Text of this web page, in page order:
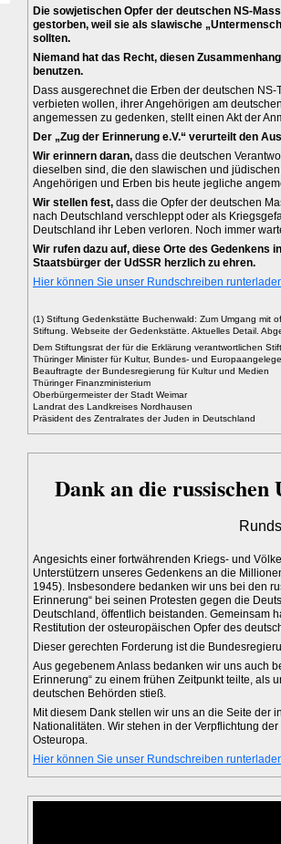
Die sowjetischen Opfer der deutschen NS-
gestorben, weil sie als slawische
sollten.
Niemand hat das Recht, diesen
benutzen.
Dass ausgerechnet die Erben der deutschen
verbieten wollen, ihrer Angehörigen am
angemessen zu gedenken, stellt einen Akt der
Der „Zug der Erinnerung e.V.“ verurteilt den
Wir erinnern daran, dass die deutschen
dieselben sind, die den slawischen und
Angehörigen und Erben bis heute jegliche
Wir stellen fest, dass die Opfer der deutschen
nach Deutschland verschleppt oder als
Deutschland ihr Leben verloren. Noch immer
Wir rufen dazu auf, diese Orte des Gedenkens
Staatsbürger der UdSSR herzlich zu ehren.
Hier können Sie unser Rundschreiben
(1) Stiftung Gedenkstätte Buchenwald: Zum Umgang mit
Stiftung. Webseite der Gedenkstätte. Aktuelles Detail.
Dem Stiftungsrat der für die Erklärung verantwortlichen
Thüringer Minister für Kultur, Bundes- und
Beauftragte der Bundesregierung für Kultur und Medien
Thüringer Finanzministerium
Oberbürgermeister der Stadt Weimar
Landrat des Landkreises Nordhausen
Präsident des Zentralrates der Juden in Deutschland
Dank an die
Angesichts einer fortwährenden Kriegs- und
Unterstützern unseres Gedenkens an die
1945). Insbesondere bedanken wir uns bei den
Erinnerung“ bei seinen Protesten gegen die
Deutschland, öffentlich beistanden. Gemeinsam
Restitution der osteuropäischen Opfer des
Dieser gerechten Forderung ist die
Aus gegebenem Anlass bedanken wir uns auch
Erinnerung“ zu einem frühen Zeitpunkt teilte, als
deutschen Behörden stieß.
Mit diesem Dank stellen wir uns an die Seite der
Nationalitäten. Wir stehen in der Verpflichtung
Osteuropa.
Hier können Sie unser Rundschreiben